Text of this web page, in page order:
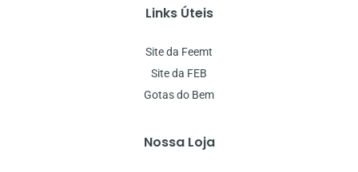
Links Úteis
Site da Feemt
Site da FEB
Gotas do Bem
Nossa Loja